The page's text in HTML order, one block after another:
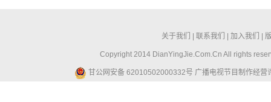
关于我们 联系我们 加入我们
Copyright 2014 DianYingJie.Com.Cn All rights
甘公网安备 62010502000332号 广播电视节目制作经